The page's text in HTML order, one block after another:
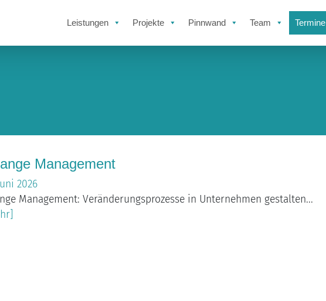
Leistungen Projekte Pinnwand Team Termine
Management
2026
Management: Veränderungsprozesse in Unternehmen gestalten...